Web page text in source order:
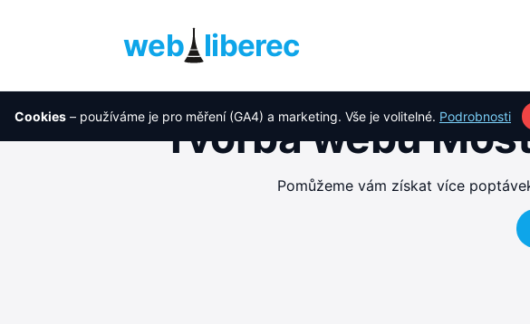
web liberec
Cookies – používáme je pro měření (GA4) a marketing. Vše je volitelné. Podrobnosti
Tvorba webu
Pomůžeme vám získat více